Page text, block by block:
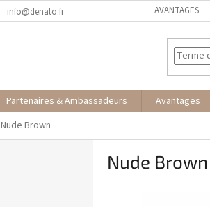
info@denato.fr AVANTAGES
Partenaires & Ambassadeurs Avantages
Nude Brown
Nude Brown